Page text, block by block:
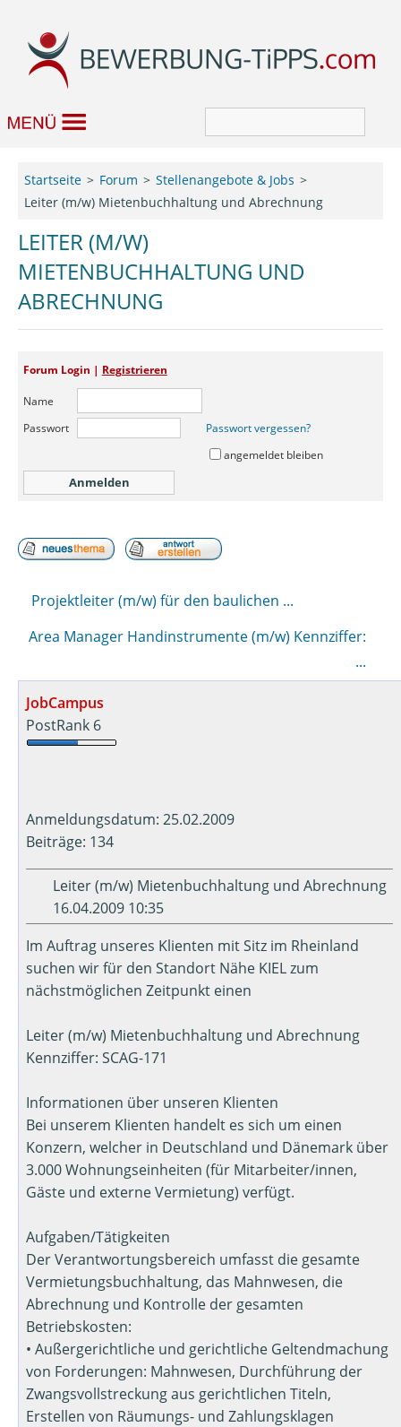
Job & Karriere
Bewerbungseditor
Startseite Forum
Stellenangebote & Jobs
Leiter (m/w) Mietenbuchhaltung und Abrechnung
LEITER (M/W)
MIETENBUCHHALTUNG UND
ABRECHNUNG
Forum Login | Registrieren
Name
Passwort
Passwort vergessen?
angemeldet bleiben
Projektleiter (m/w) für den baulichen ...
Area Manager Handinstrumente (m/w) Kennziffer:
...
JobCampus
PostRank 6
Anmeldungsdatum: 25.02.2009
Beiträge: 134
Leiter (m/w) Mietenbuchhaltung und Abrechnung
16.04.2009 10:35
Im Auftrag unseres Klienten mit Sitz im Rheinland
suchen wir für den Standort Nähe KIEL zum
nächstmöglichen Zeitpunkt einen
Leiter (m/w) Mietenbuchhaltung und Abrechnung
Kennziffer: SCAG-171
Informationen über unseren Klienten
Bei unserem Klienten handelt es sich um einen
Konzern, welcher in Deutschland und Dänemark über
3.000 Wohnungseinheiten (für Mitarbeiter/innen,
Gäste und externe Vermietung) verfügt.
Aufgaben/Tätigkeiten
Der Verantwortungsbereich umfasst die gesamte
Vermietungsbuchhaltung, das Mahnwesen, die
Abrechnung und Kontrolle der gesamten
Betriebskosten:
• Außergerichtliche und gerichtliche Geltendmachung
von Forderungen: Mahnwesen, Durchführung der
Zwangsvollstreckung aus gerichtlichen Titeln,
Erstellen von Räumungs- und Zahlungsklagen